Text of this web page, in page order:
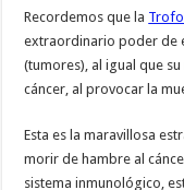
Recordemos que la
extraordinario poder de
(tumores), al igual que
cáncer, al provocar la
Esta es la maravillosa
morir de hambre al
sistema inmunológico,